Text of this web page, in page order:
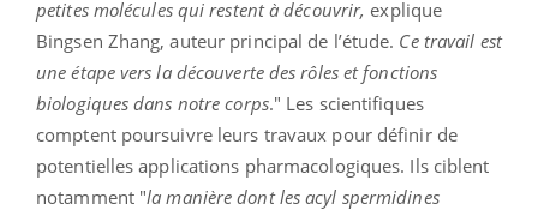
petites molécules qui restent à découvrir, explique
Bingsen Zhang, auteur principal de l’étude. Ce travail est
une étape vers la découverte des rôles et fonctions
biologiques dans notre corps." Les scientifiques
comptent poursuivre leurs travaux pour définir de
potentielles applications pharmacologiques. Ils ciblent
notamment "la manière dont les acyl spermidines